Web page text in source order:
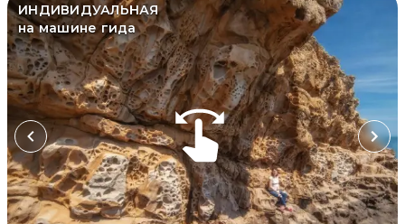
ИНДИВИДУАЛЬНАЯ
на машине гида